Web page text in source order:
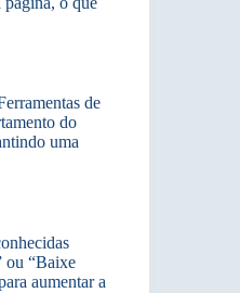
de
do
uma
ou “Baixe
aumentar a